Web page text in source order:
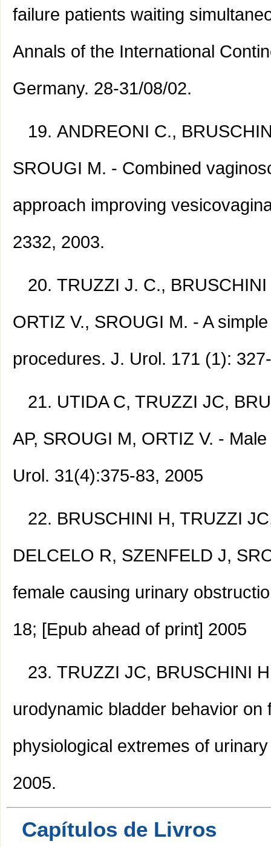
failure patients waiting
Annals of the International
Germany. 28-31/08/02.
ANDREONI C.,
SROUGI M. - Combined
approach improving
2332, 2003.
TRUZZI J. C.,
ORTIZ V., SROUGI M. - A
procedures. J. Urol. 171 (1):
UTIDA C, TRUZZI JC,
AP, SROUGI M, ORTIZ V. -
Urol. 31(4):375-83, 2005
BRUSCHINI H, TRUZZI
DELCELO R, SZENFELD J,
female causing urinary
18; [Epub ahead of print] 2005
TRUZZI JC, BRUSCHINI
urodynamic bladder behavior
physiological extremes of
2005.
Capítulos de Livros